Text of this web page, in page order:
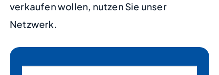
verkaufen wollen, nutzen Sie unser
Netzwerk.